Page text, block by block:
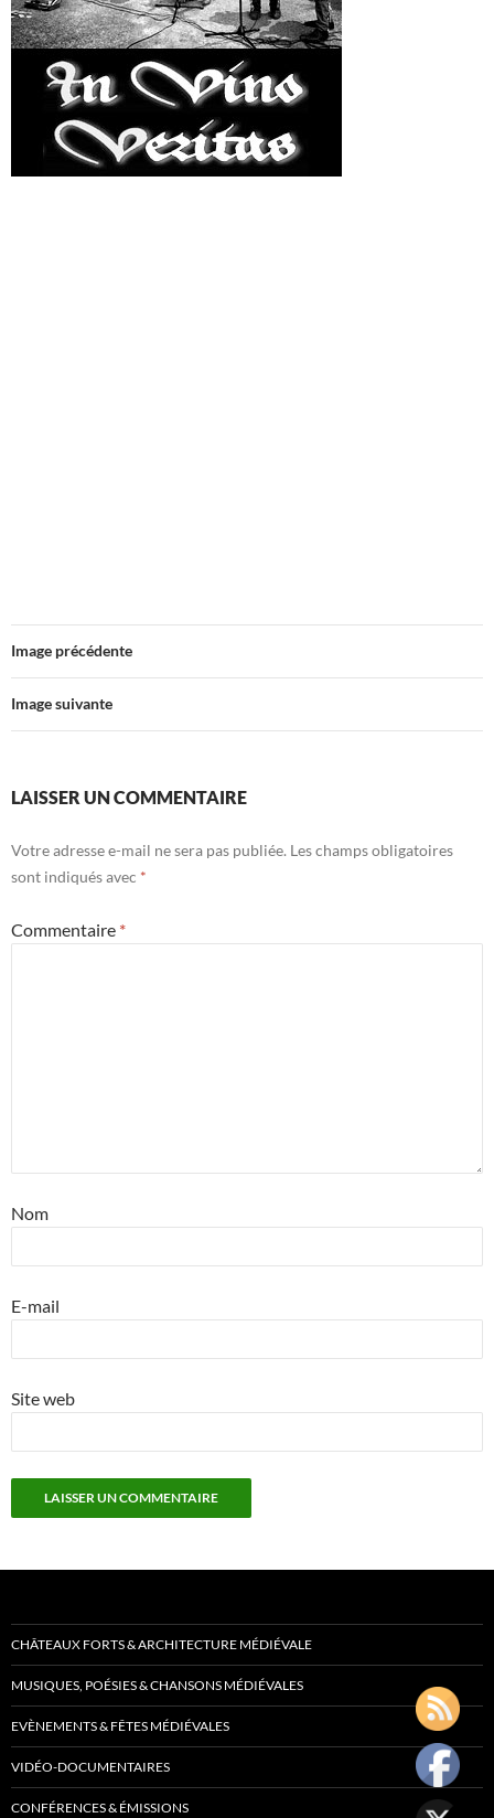
Image précédente
Image suivante
LAISSER UN COMMENTAIRE
Votre adresse e-mail ne sera pas publiée. Les champs obligatoires
sont indiqués avec *
Commentaire *
Nom
E-mail
Site web
CHÂTEAUX FORTS & ARCHITECTURE MÉDIÉVALE
MUSIQUES, POÉSIES & CHANSONS MÉDIÉVALES
EVÈNEMENTS & FÊTES MÉDIÉVALES
VIDÉO-DOCUMENTAIRES
CONFÉRENCES & ÉMISSIONS